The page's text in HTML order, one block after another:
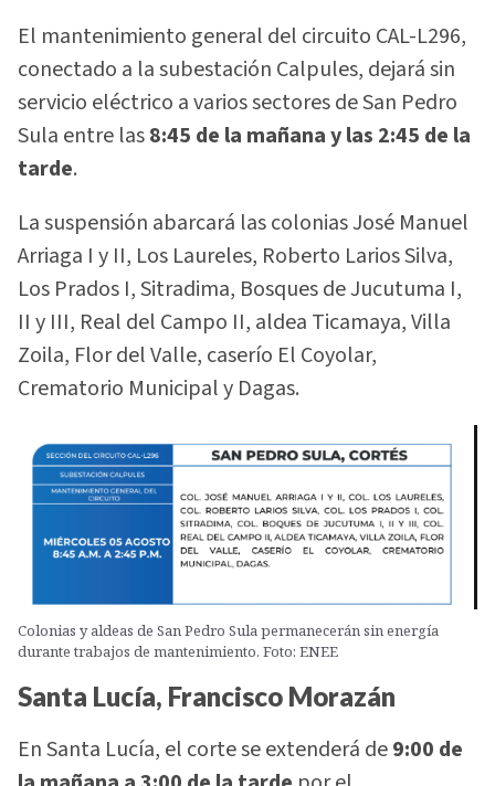
El mantenimiento general del circuito CAL-L296,
conectado a la subestación Calpules, dejará sin
servicio eléctrico a varios sectores de San Pedro
Sula entre las8:45 de la mañana y las 2:45 de la
tarde.
La suspensión abarcará las colonias José Manuel
Arriaga I y II, Los Laureles, Roberto Larios Silva,
Los Prados I, Sitradima, Bosques de Jucutuma I,
II y III, Real del Campo II, aldea Ticamaya, Villa
Zoila, Flor del Valle, caserío El Coyolar,
Crematorio Municipal y Dagas.
Colonias y aldeas de San Pedro Sula permanecerán sin energía
durante trabajos de mantenimiento. Foto: ENEE
Santa Lucía, Francisco Morazán
En Santa Lucía, el corte se extenderá de9:00 de